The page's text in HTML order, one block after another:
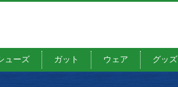
ューズ ガット ウェア グッズ